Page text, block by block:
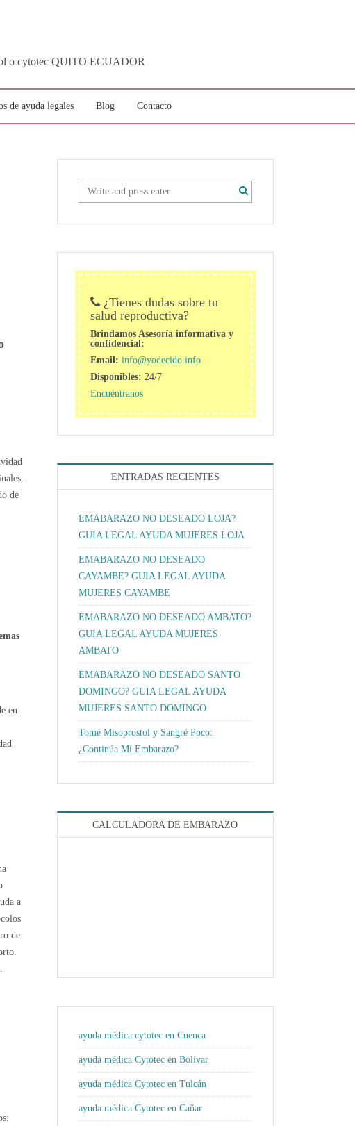
o cytotec QUITO ECUADOR
de ayuda legales Blog Contacto
de
en
a
de
¿Tienes dudas sobre tu
salud reproductiva?
Brindamos Asesoría informativa y
confidencial:
Email: info@yodecido.info
Disponibles: 24/7
Encuéntranos
ENTRADAS RECIENTES
EMABARAZO NO DESEADO LOJA?
GUIA LEGAL AYUDA MUJERES LOJA
EMABARAZO NO DESEADO
CAYAMBE? GUIA LEGAL AYUDA
MUJERES CAYAMBE
EMABARAZO NO DESEADO AMBATO?
GUIA LEGAL AYUDA MUJERES
AMBATO
EMABARAZO NO DESEADO SANTO
DOMINGO? GUIA LEGAL AYUDA
MUJERES SANTO DOMINGO
Tomé Misoprostol y Sangré Poco:
¿Continúa Mi Embarazo?
CALCULADORA DE EMBARAZO
ayuda médica cytotec en Cuenca
ayuda médica Cytotec en Bolivar
ayuda médica Cytotec en Tulcán
ayuda médica Cytotec en Cañar